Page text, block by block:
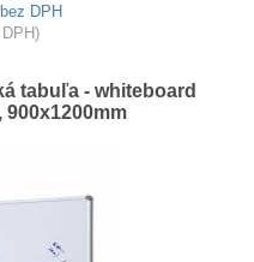
bez DPH
tabuľa - whiteboard
900x1200mm